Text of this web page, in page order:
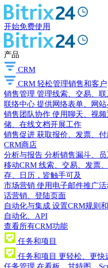
开始免费使用
产品
CRM
CRM 轻松管理销售和客户
销售管理 管理线索、交易、
联络中心 提供网络表单、网
销售团队协作 使用聊天、视
储、在线文档开展工作
销售促进 获取报价、发票、付
CRM商店
分析与报告 分析销售漏斗、
移动CRM 线索、交易、发票
存、日历，皆触手可及
市场营销 使用电子邮件推广
话营销、登陆页面
自动化与集成 设置CRM规则
自动化、API
查看所有CRM功能
任务和项目
任务和项目 更轻松、更快
任务管理 在看板、甘特图、